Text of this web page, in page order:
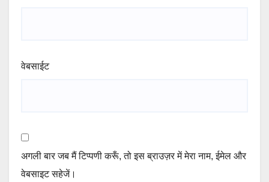
वेबसाईट
अगली बार जब मैं टिप्पणी करूँ, तो इस ब्राउज़र में मेरा नाम, ईमेल और
वेबसाइट सहेजें।